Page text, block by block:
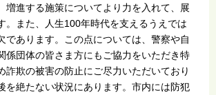
増進する施策についてより力を入れて、展
。また、人生100年時代を支えるうえでは
であります。この点については、警察や自
係団体の皆さま方にもご協力をいただき特
詐欺の被害の防止にご尽力いただいており
を絶たない状況にあります。市内には防犯